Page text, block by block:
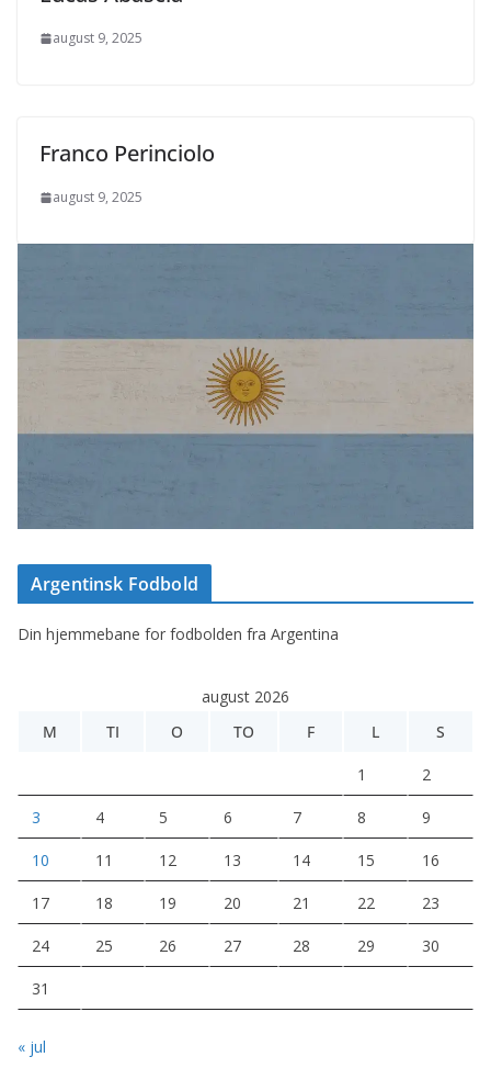
august 9, 2025
Franco Perinciolo
august 9, 2025
Argentinsk Fodbold
Din hjemmebane for fodbolden fra Argentina
august 2026
M
TI O TO F L S
1 2
3 4 5 6 7 8 9
10 11 12 13 14 15 16
17 18 19 20 21 22 23
24 25 26 27 28 29 30
31
« jul